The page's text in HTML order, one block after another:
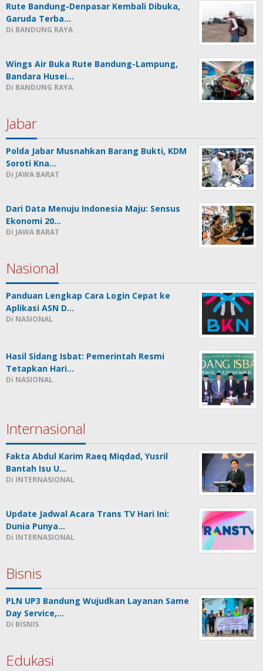
Rute Bandung-Denpasar Kembali Dibuka,
Garuda Terba…
Di BANDUNG RAYA
Wings Air Buka Rute Bandung-Lampung,
Bandara Husei…
Di BANDUNG RAYA
Jabar
Polda Jabar Musnahkan Barang Bukti, KDM
Soroti Kna…
Di JAWA BARAT
Dari Data Menuju Indonesia Maju: Sensus
Ekonomi 20…
Di JAWA BARAT
Nasional
Panduan Lengkap Cara Login Cepat ke
Aplikasi ASN D…
Di NASIONAL
Hasil Sidang Isbat: Pemerintah Resmi
Tetapkan Hari…
Di NASIONAL
Internasional
Fakta Abdul Karim Raeq Miqdad, Yusril
Bantah Isu U…
Di INTERNASIONAL
Update Jadwal Acara Trans TV Hari Ini:
Dunia Punya…
Di INTERNASIONAL
Bisnis
PLN UP3 Bandung Wujudkan Layanan Same
Day Service,…
Di BISNIS
Edukasi